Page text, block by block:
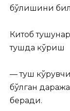
бўлишини
Китоб
тушда кўриш
— туш
бўлган
беради.